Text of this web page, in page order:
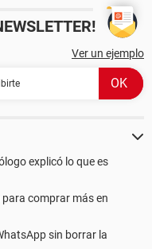
Ver un ejemplo
explicó lo que es
para comprar más en
sin borrar la